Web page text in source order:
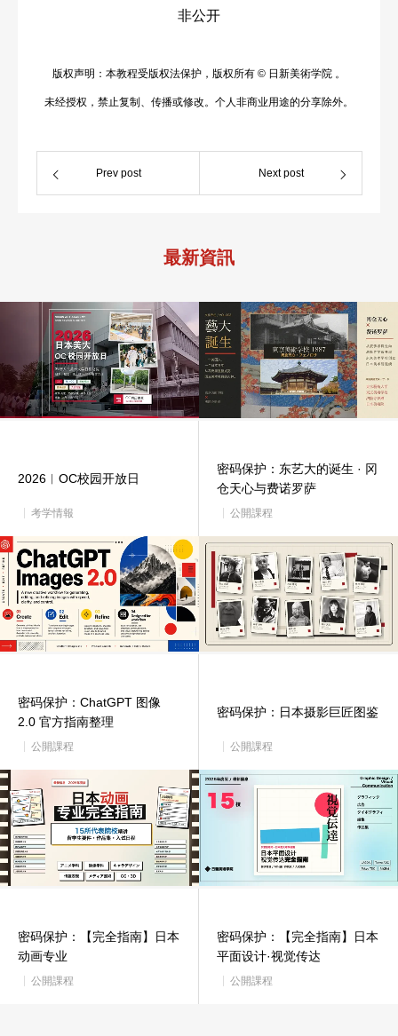
非公开
版权声明：本教程受版权法保护，版权所有 © 日新美術学院 。
未经授权，禁止复制、传播或修改。个人非商业用途的分享除外。
Prev post Next post
最新資訊
2026︱OC校园开放日
考学情報
密码保护：东艺大的诞生 · 冈
仓天心与费诺罗萨
公開課程
密码保护：ChatGPT 图像
2.0 官方指南整理
公開課程
密码保护：日本摄影巨匠图鉴
公開課程
密码保护：【完全指南】日本
动画专业
公開課程
密码保护：【完全指南】日本
平面设计·视觉传达
公開課程